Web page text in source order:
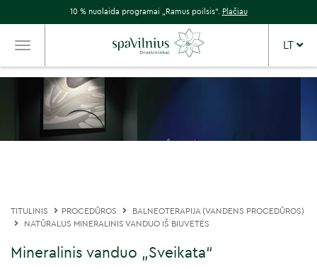
10 % nuolaida programai „Ramus poilsis“. Plačiau
TOGGLE
NAVIGATION
LT
TITULINIS PROCEDŪROS
BALNEOTERAPIJA (VANDENS PROCEDŪROS)
NATŪRALUS MINERALINIS VANDUO IŠ BIUVETĖS
Mineralinis vanduo „Sveikata“